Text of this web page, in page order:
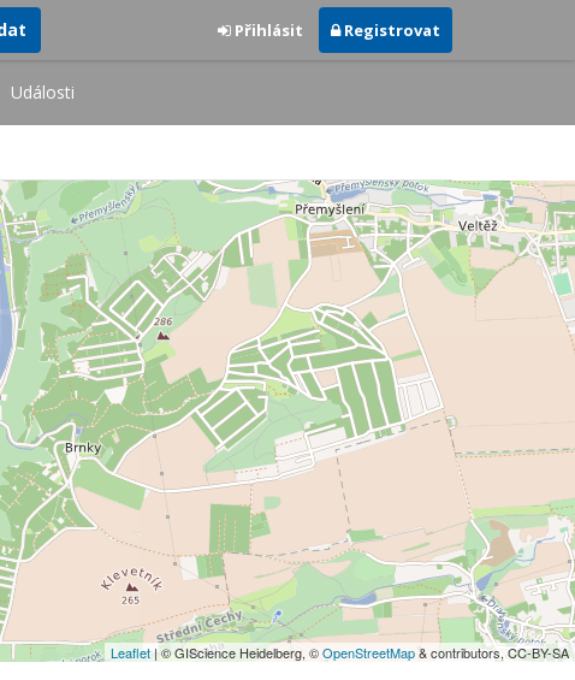
Přihlásit Registrovat
Události
Leaflet| © GIScience Heidelberg, ©OpenStreetMap& contributors, CC-BY-SA